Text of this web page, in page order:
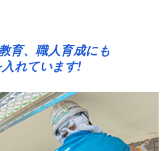
育、職人育成にも
れています!